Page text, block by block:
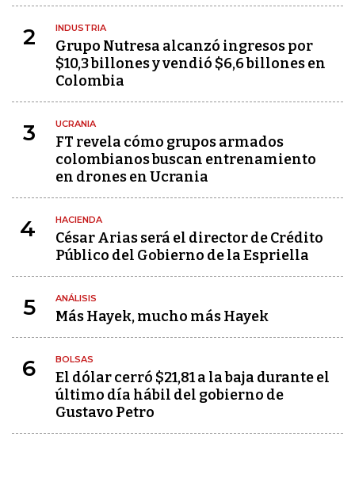
2 INDUSTRIA
Grupo Nutresa alcanzó ingresos por
$10,3 billones y vendió $6,6 billones en
Colombia
3 UCRANIA
FT revela cómo grupos armados
colombianos buscan entrenamiento
en drones en Ucrania
4 HACIENDA
César Arias será el director de Crédito
Público del Gobierno de la Espriella
5 ANÁLISIS
Más Hayek, mucho más Hayek
6 BOLSAS
El dólar cerró $21,81 a la baja durante el
último día hábil del gobierno de
Gustavo Petro